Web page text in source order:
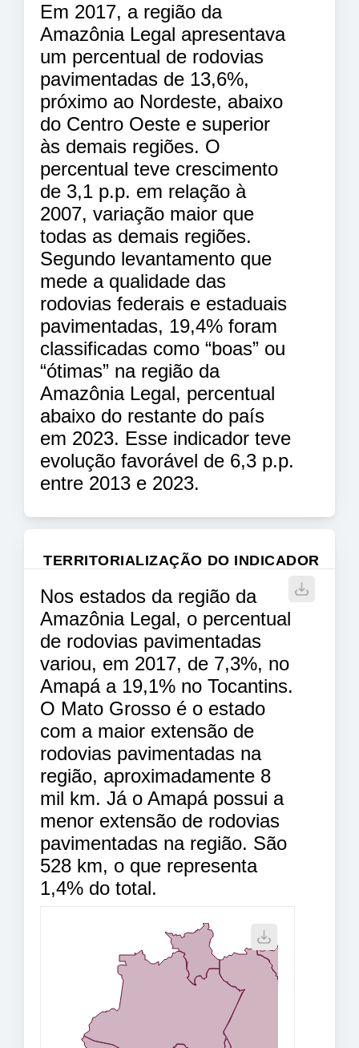
Em 2017, a região da
Amazônia Legal apresentava
um percentual de rodovias
pavimentadas de 13,6%,
próximo ao Nordeste, abaixo
do Centro Oeste e superior
às demais regiões. O
percentual teve crescimento
de 3,1 p.p. em relação à
2007, variação maior que
todas as demais regiões.
Segundo levantamento que
mede a qualidade das
rodovias federais e estaduais
pavimentadas, 19,4% foram
classificadas como “boas” ou
“ótimas” na região da
Amazônia Legal, percentual
abaixo do restante do país
em 2023. Esse indicador teve
evolução favorável de 6,3 p.p.
entre 2013 e 2023.
TERRITORIALIZAÇÃO DO INDICADOR
Nos estados da região da
Amazônia Legal, o percentual
de rodovias pavimentadas
variou, em 2017, de 7,3%, no
Amapá a 19,1% no Tocantins.
O Mato Grosso é o estado
com a maior extensão de
rodovias pavimentadas na
região, aproximadamente 8
mil km. Já o Amapá possui a
menor extensão de rodovias
pavimentadas na região. São
528 km, o que representa
1,4% do total.